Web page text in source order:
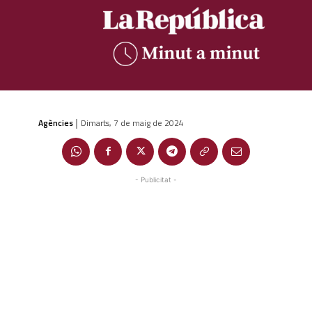
Agències | Dimarts, 7 de maig de 2024
- Publicitat -